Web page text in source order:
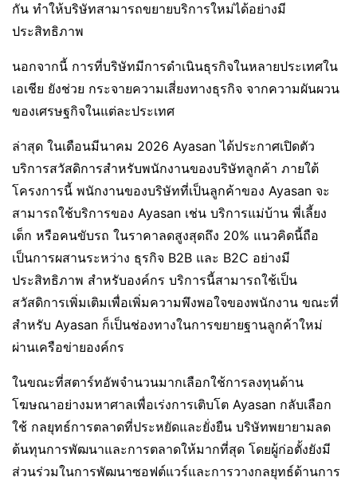
กัน ทำให้บริษัทสามารถขยายบริการใหม่ได้อย่างมี
ประสิทธิภาพ
นอกจากนี้ การที่บริษัทมีการดำเนินธุรกิจในหลายประเทศใน
เอเชีย ยังช่วย กระจายความเสี่ยงทางธุรกิจ จากความผันผวน
ของเศรษฐกิจในแต่ละประเทศ
ล่าสุด ในเดือนมีนาคม 2026 Ayasan ได้ประกาศเปิดตัว
บริการสวัสดิการสำหรับพนักงานของบริษัทลูกค้า ภายใต้
โครงการนี้ พนักงานของบริษัทที่เป็นลูกค้าของ Ayasan จะ
สามารถใช้บริการของ Ayasan เช่น บริการแม่บ้าน พี่เลี้ยง
เด็ก หรือคนขับรถ ในราคาลดสูงสุดถึง 20% แนวคิดนี้ถือ
เป็นการผสานระหว่าง ธุรกิจ B2B และ B2C อย่างมี
ประสิทธิภาพ สำหรับองค์กร บริการนี้สามารถใช้เป็น
สวัสดิการเพิ่มเติมเพื่อเพิ่มความพึงพอใจของพนักงาน ขณะที่
สำหรับ Ayasan ก็เป็นช่องทางในการขยายฐานลูกค้าใหม่
ผ่านเครือข่ายองค์กร
ในขณะที่สตาร์ทอัพจำนวนมากเลือกใช้การลงทุนด้าน
โฆษณาอย่างมหาศาลเพื่อเร่งการเติบโต Ayasan กลับเลือก
ใช้ กลยุทธ์การตลาดที่ประหยัดและยั่งยืน บริษัทพยายามลด
ต้นทุนการพัฒนาและการตลาดให้มากที่สุด โดยผู้ก่อตั้งยังมี
ส่วนร่วมในการพัฒนาซอฟต์แวร์และการวางกลยุทธ์ด้านการ